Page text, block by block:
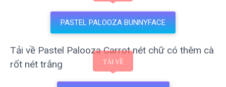
PASTEL PALOOZA BUNNYFACE
Tải về Pastel Palooza Carrot nét chữ có thêm cà
rốt nét trắng